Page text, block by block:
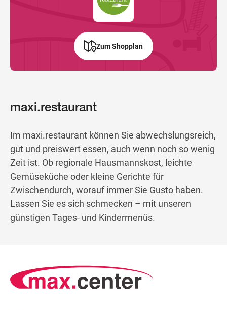
maxi.restaurant
Im maxi.restaurant können Sie abwechslungsreich,
gut und preiswert essen, auch wenn noch so wenig
Zeit ist. Ob regionale Hausmannskost, leichte
Gemüseküche oder kleine Gerichte für
Zwischendurch, worauf immer Sie Gusto haben.
Lassen Sie es sich schmecken – mit unseren
günstigen Tages- und Kindermenüs.
Zum Shopplan